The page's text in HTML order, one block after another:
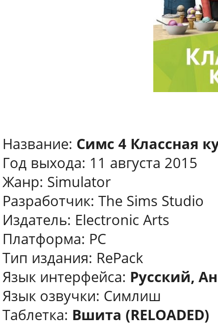
Название: Симс 4 Классная
Год выхода: 11 августа 2015
Жанр: Simulator
Разработчик: The Sims Studio
Издатель: Electronic Arts
Платформа: PC
Тип издания: RePack
Язык интерфейса: Русский,
Язык озвучки: Симлиш
Таблетка: Вшита (RELOADED)